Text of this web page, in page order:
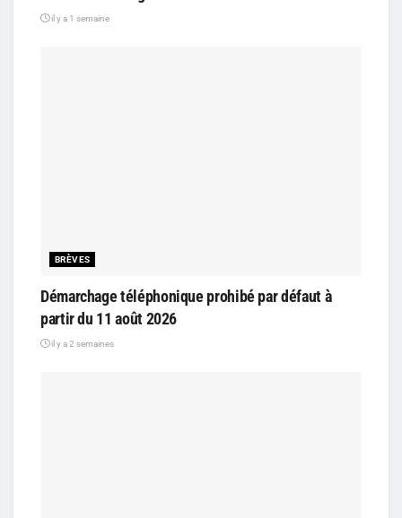
il y a 1 semaine
BRÈVES
Démarchage téléphonique prohibé par défaut à
partir du 11 août 2026
il y a 2 semaines